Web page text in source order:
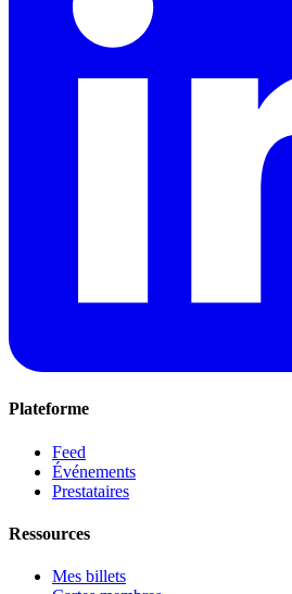
Plateforme
Feed
Événements
Prestataires
Ressources
Mes billets